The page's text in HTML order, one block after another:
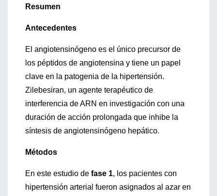
Resumen
Antecedentes
El angiotensinógeno es el único precursor de
los péptidos de angiotensina y tiene un papel
clave en la patogenia de la hipertensión.
Zilebesiran, un agente terapéutico de
interferencia de ARN en investigación con una
duración de acción prolongada que inhibe la
síntesis de angiotensinógeno hepático.
Métodos
En este estudio de fase 1, los pacientes con
hipertensión arterial fueron asignados al azar en